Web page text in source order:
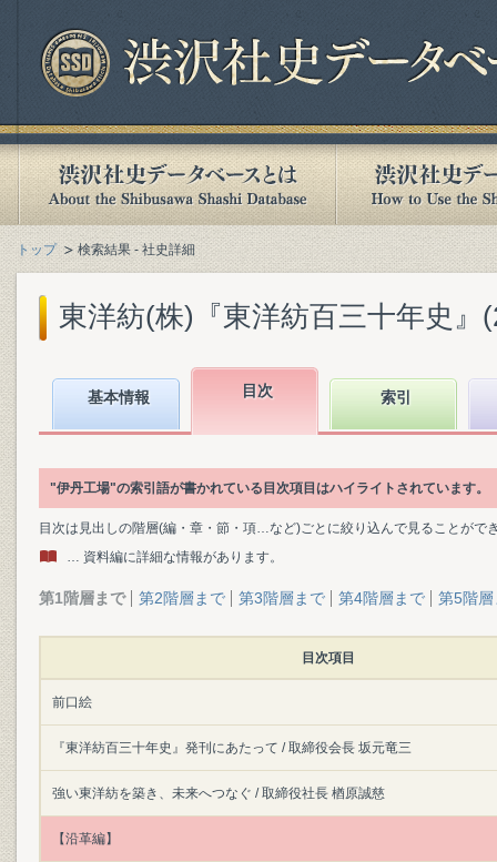
トップ 検索結果 - 社史詳細
東洋紡(株)『東洋紡百三十年史』
基本情報 目次 索引
"伊丹工場"の索引語が書かれている目次項目はハイライトされています。
目次は見出しの階層(編・章・節・項…など)ごとに絞り込んで見ることがで
… 資料編に詳細な情報があります。
第1階層まで 第2階層まで 第3階層まで 第4階層まで 第5階層
目次項目
前口絵
『東洋紡百三十年史』発刊にあたって / 取締役会長 坂元竜三
強い東洋紡を築き、未来へつなぐ / 取締役社長 楢原誠慈
【沿革編】